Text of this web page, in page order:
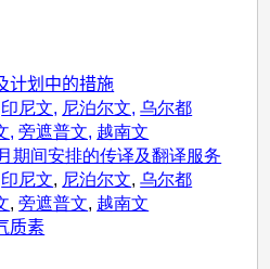
计划中的措施
印尼文, 尼泊尔文, 乌尔都
, 旁遮普文, 越南文
期间安排的传译及翻译服务
印尼文, 尼泊尔文,乌尔都
,旁遮普文, 越南文
质素